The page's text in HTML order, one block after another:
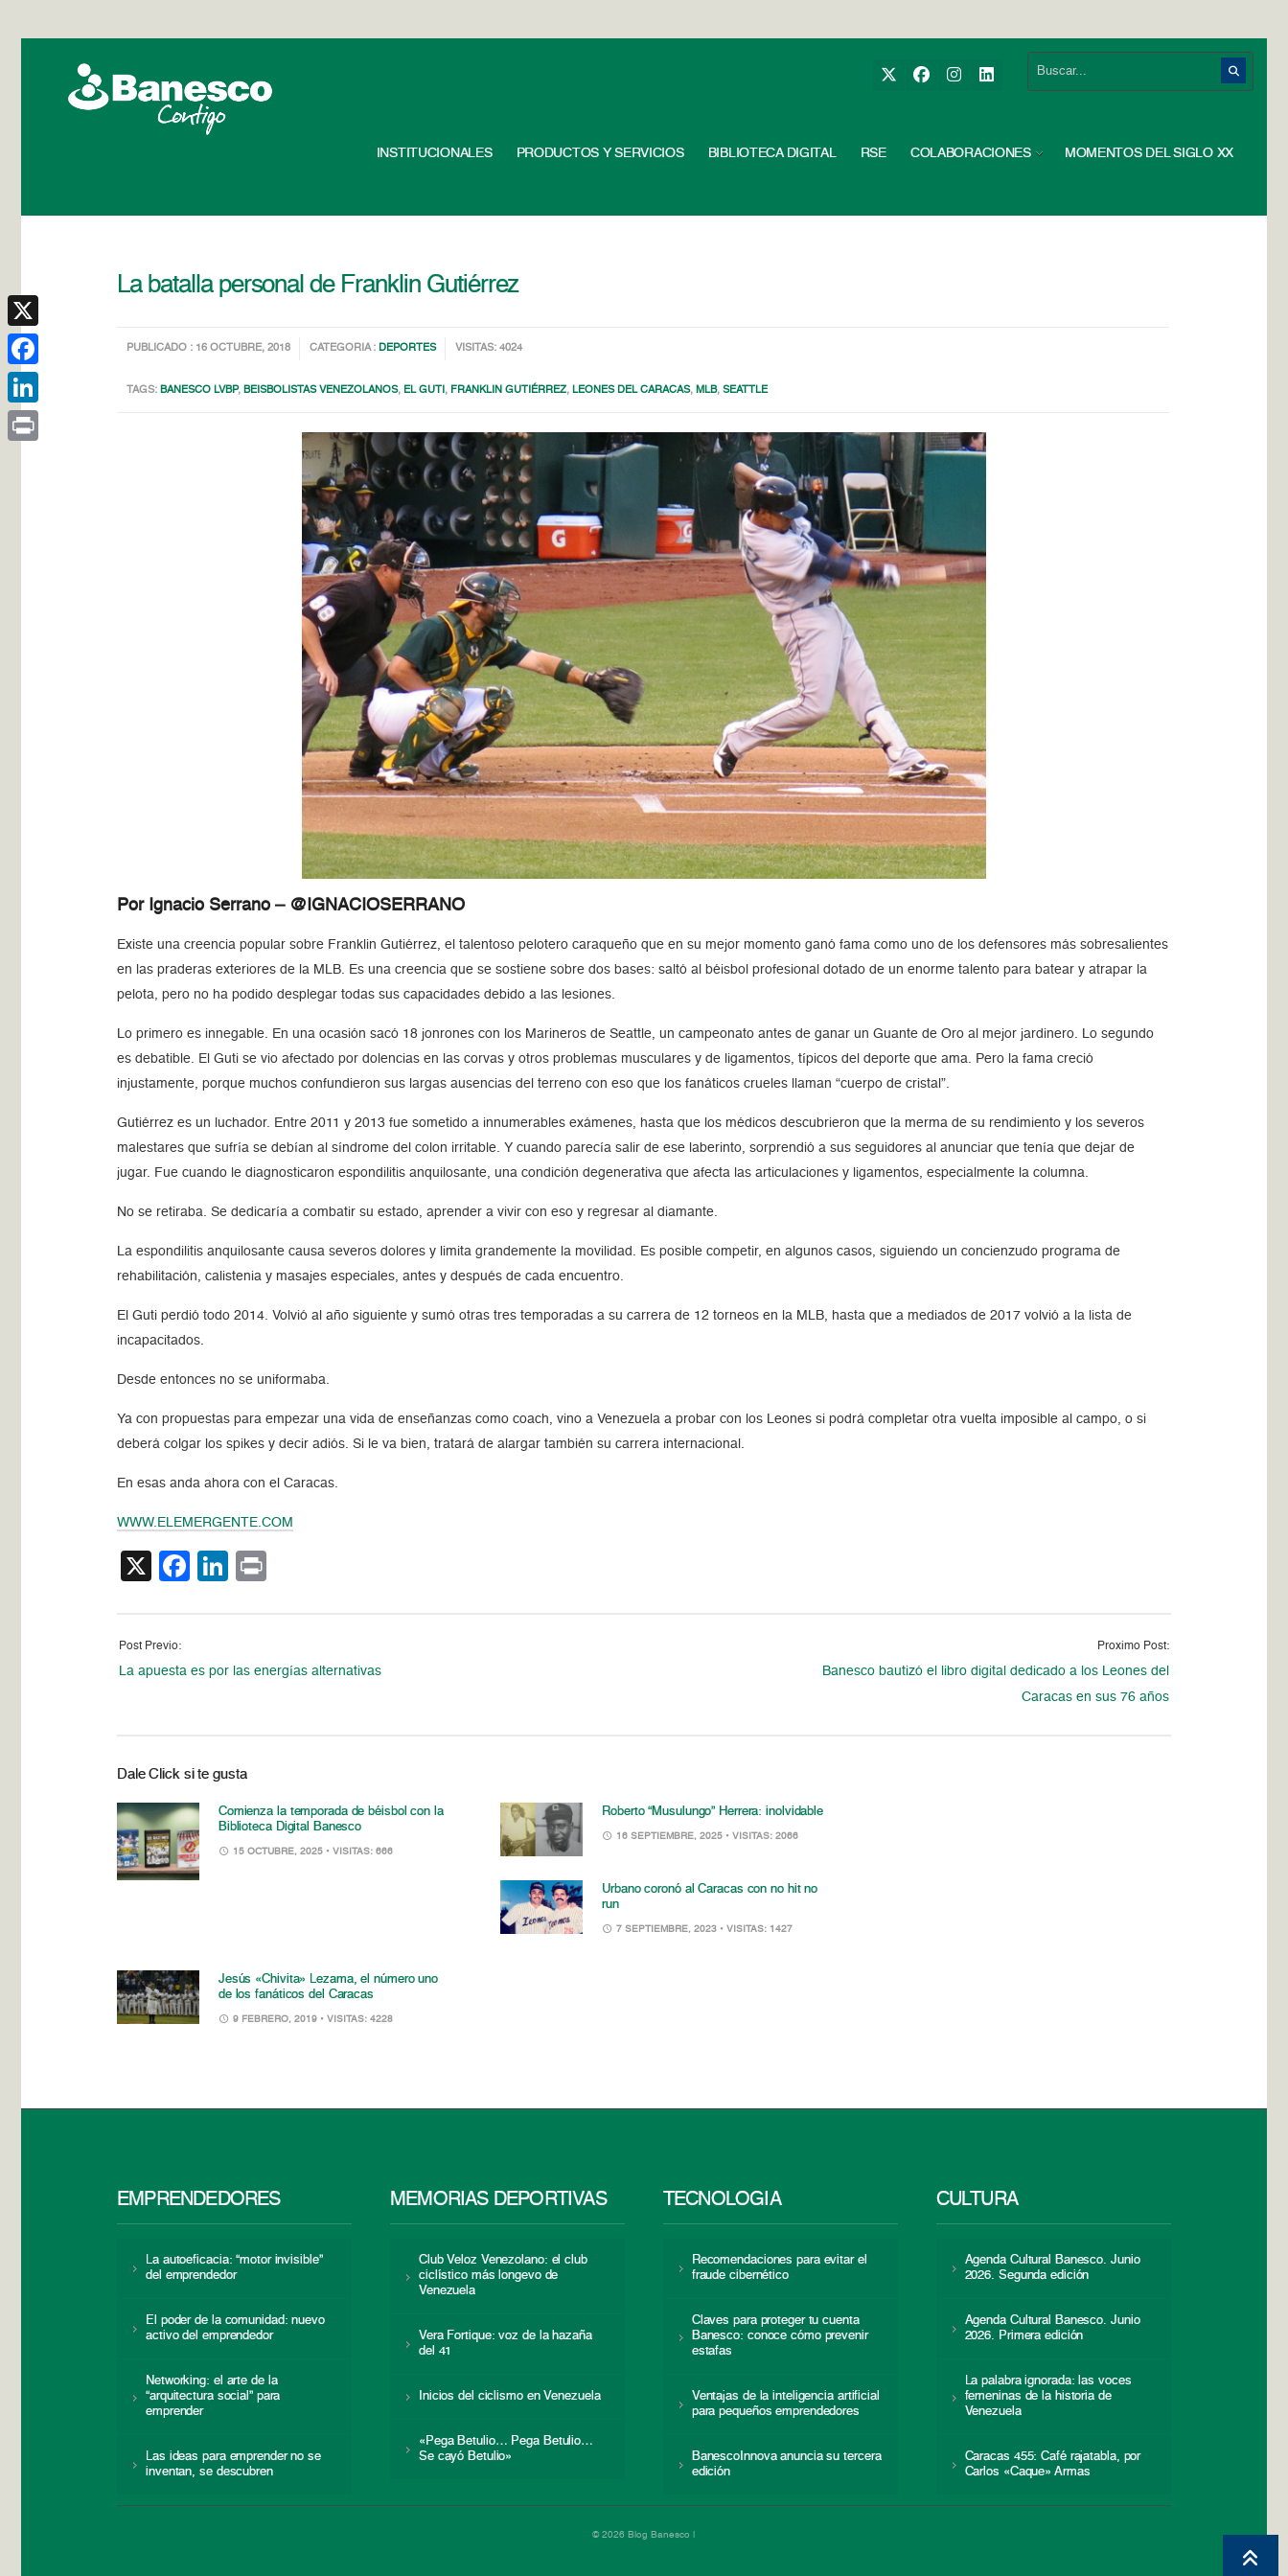
INSTITUCIONALES PRODUCTOS Y SERVICIOS BIBLIOTECA DIGITAL RSE COLABORACIONES MOMENTOS DEL SIGLO XX
La batalla personal de Franklin Gutiérrez
PUBLICADO : 16 OCTUBRE, 2018 CATEGORIA : DEPORTES VISITAS: 4024
TAGS: BANESCO LVBP, BEISBOLISTAS VENEZOLANOS, EL GUTI , FRANKLIN GUTIÉRREZ, LEONES DEL CARACAS, MLB,SEATTLE
Por Ignacio Serrano – @IGNACIOSERRANO
Existe una creencia popular sobre Franklin Gutiérrez, el talentoso pelotero caraqueño que en su mejor momento ganó fama como uno de los defensores más sobresalientes
en las praderas exteriores de la MLB. Es una creencia que se sostiene sobre dos bases: saltó al béisbol profesional dotado de un enorme talento para batear y atrapar la
pelota, pero no ha podido desplegar todas sus capacidades debido a las lesiones.
Lo primero es innegable. En una ocasión sacó 18 jonrones con los Marineros de Seattle, un campeonato antes de ganar un Guante de Oro al mejor jardinero. Lo segundo
es debatible. El Guti se vio afectado por dolencias en las corvas y otros problemas musculares y de ligamentos, típicos del deporte que ama. Pero la fama creció
injustamente, porque muchos confundieron sus largas ausencias del terreno con eso que los fanáticos crueles llaman “cuerpo de cristal”.
Gutiérrez es un luchador. Entre 2011 y 2013 fue sometido a innumerables exámenes, hasta que los médicos descubrieron que la merma de su rendimiento y los severos
malestares que sufría se debían al síndrome del colon irritable. Y cuando parecía salir de ese laberinto, sorprendió a sus seguidores al anunciar que tenía que dejar de
jugar. Fue cuando le diagnosticaron espondilitis anquilosante, una condición degenerativa que afecta las articulaciones y ligamentos, especialmente la columna.
No se retiraba. Se dedicaría a combatir su estado, aprender a vivir con eso y regresar al diamante.
La espondilitis anquilosante causa severos dolores y limita grandemente la movilidad. Es posible competir, en algunos casos, siguiendo un concienzudo programa de
rehabilitación, calistenia y masajes especiales, antes y después de cada encuentro.
El Guti perdió todo 2014. Volvió al año siguiente y sumó otras tres temporadas a su carrera de 12 torneos en la MLB, hasta que a mediados de 2017 volvió a la lista de
incapacitados.
Desde entonces no se uniformaba.
Ya con propuestas para empezar una vida de enseñanzas como coach, vino a Venezuela a probar con los Leones si podrá completar otra vuelta imposible al campo, o si
deberá colgar los spikes y decir adiós. Si le va bien, tratará de alargar también su carrera internacional.
En esas anda ahora con el Caracas.
WWW.ELEMERGENTE.COM
X Facebook
LinkedIn
Post Previo:
La apuesta es por las energías alternativas
Proximo Post:
Banesco bautizó el libro digital dedicado a los Leones del
Caracas en sus 76 años
Dale Click si te gusta
Comienza la temporada de béisbol con la
Biblioteca Digital Banesco
15 OCTUBRE, 2025 • VISITAS: 666
Roberto “Musulungo” Herrera: inolvidable
16 SEPTIEMBRE, 2025 • VISITAS: 2066
Urbano coronó al Caracas con no hit no
run
7 SEPTIEMBRE, 2023 • VISITAS: 1427
Jesús «Chivita» Lezama, el número uno
de los fanáticos del Caracas
9 FEBRERO, 2019 • VISITAS: 4228
EMPRENDEDORES
La autoeficacia: “motor invisible”
del emprendedor
El poder de la comunidad: nuevo
activo del emprendedor
Networking: el arte de la
“arquitectura social” para
emprender
Las ideas para emprender no se
inventan, se descubren
MEMORIAS DEPORTIVAS
Club Veloz Venezolano: el club
ciclístico más longevo de
Venezuela
Vera Fortique: voz de la hazaña
del 41
Inicios del ciclismo en Venezuela
«Pega Betulio… Pega Betulio…
Se cayó Betulio»
TECNOLOGÍA
Recomendaciones para evitar el
fraude cibernético
Claves para proteger tu cuenta
Banesco: conoce cómo prevenir
estafas
Ventajas de la inteligencia artificial
para pequeños emprendedores
BanescoInnova anuncia su tercera
edición
CULTURA
Agenda Cultural Banesco. Junio
2026. Segunda edición
Agenda Cultural Banesco. Junio
2026. Primera edición
La palabra ignorada: las voces
femeninas de la historia de
Venezuela
Caracas 455: Café rajatabla, por
Carlos «Caque» Armas
© 2026 Blog Banesco |
X
Facebook
LinkedIn